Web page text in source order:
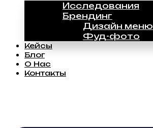
Исследования
Брендинг
Дизайн меню
Фуд-фото
Кейсы
Блог
О Нас
Контакты